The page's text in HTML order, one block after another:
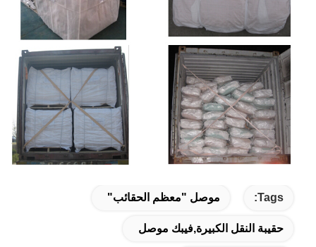
Tags: موصل "معظم الحقائب"
حقيبة النقل الكبيرة,فيبك موصل